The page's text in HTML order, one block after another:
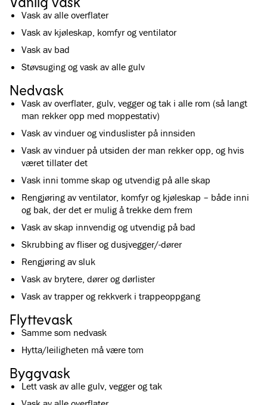
Vask av alle overflater
Vask av kjøleskap, komfyr og ventilator
Vask av bad
Støvsuging og vask av alle gulv
Nedvask
Vask av overflater, gulv, vegger og tak i alle rom (så langt
man rekker opp med moppestativ)
Vask av vinduer og vinduslister på innsiden
Vask av vinduer på utsiden der man rekker opp, og hvis
været tillater det
Vask inni tomme skap og utvendig på alle skap
Rengjøring av ventilator, komfyr og kjøleskap – både inni
og bak, der det er mulig å trekke dem frem
Vask av skap innvendig og utvendig på bad
Skrubbing av fliser og dusjvegger/-dører
Rengjøring av sluk
Vask av brytere, dører og dørlister
Vask av trapper og rekkverk i trappeoppgang
Flyttevask
Samme som nedvask
Hytta/leiligheten må være tom
Byggvask
Lett vask av alle gulv, vegger og tak